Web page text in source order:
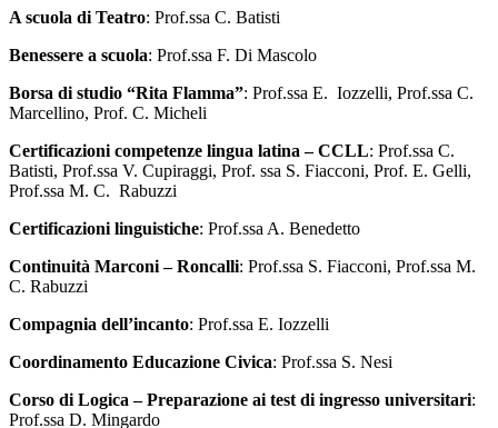
A scuola di Teatro: Prof.ssa C. Batisti
Benessere a scuola: Prof.ssa F. Di Mascolo
Borsa di studio “Rita Flamma”: Prof.ssa E. Iozzelli, Prof.ssa C.
Marcellino, Prof. C. Micheli
Certificazioni competenze lingua latina – CCLL: Prof.ssa C.
Batisti, Prof.ssa V. Cupiraggi, Prof. ssa S. Fiacconi, Prof. E. Gelli,
Prof.ssa M. C. Rabuzzi
Certificazioni linguistiche: Prof.ssa A. Benedetto
Continuità Marconi – Roncalli: Prof.ssa S. Fiacconi, Prof.ssa M.
C. Rabuzzi
Compagnia dell’incanto: Prof.ssa E. Iozzelli
Coordinamento Educazione Civica: Prof.ssa S. Nesi
Corso di Logica – Preparazione ai test di ingresso universitari:
Prof.ssa D. Mingardo